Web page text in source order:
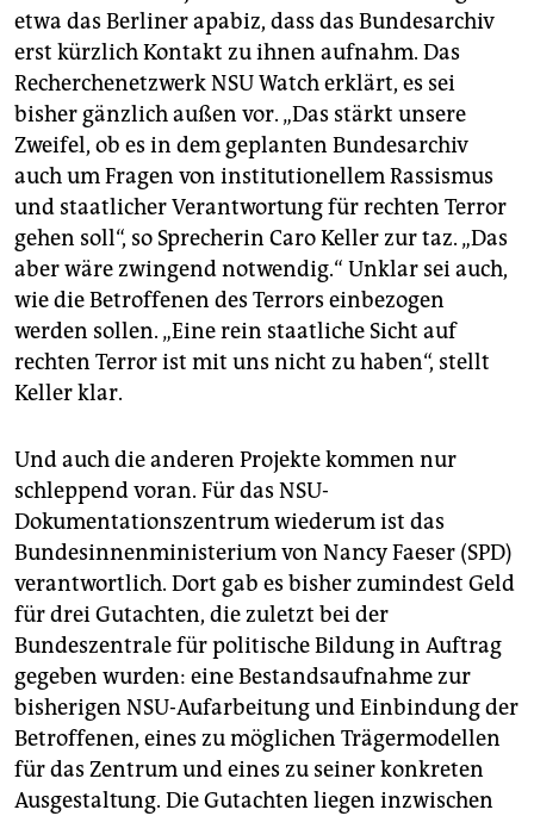
etwa das Berliner apabiz, dass das Bundesarchiv
erst kürzlich Kontakt zu ihnen aufnahm. Das
Recherchenetzwerk NSU Watch erklärt, es sei
bisher gänzlich außen vor. „Das stärkt unsere
Zweifel, ob es in dem geplanten Bundesarchiv
auch um Fragen von institutionellem Rassismus
und staatlicher Verantwortung für rechten Terror
gehen soll“, so Sprecherin Caro Keller zur taz. „Das
aber wäre zwingend notwendig.“ Unklar sei auch,
wie die Betroffenen des Terrors einbezogen
werden sollen. „Eine rein staatliche Sicht auf
rechten Terror ist mit uns nicht zu haben“, stellt
Keller klar.
Und auch die anderen Projekte kommen nur
schleppend voran. Für das NSU-
Dokumentationszentrum wiederum ist das
Bundesinnenministerium von Nancy Faeser (SPD)
verantwortlich. Dort gab es bisher zumindest Geld
für drei Gutachten, die zuletzt bei der
Bundeszentrale für politische Bildung in Auftrag
gegeben wurden: eine Bestandsaufnahme zur
bisherigen NSU-Aufarbeitung und Einbindung der
Betroffenen, eines zu möglichen Trägermodellen
für das Zentrum und eines zu seiner konkreten
Ausgestaltung. Die Gutachten liegen inzwischen